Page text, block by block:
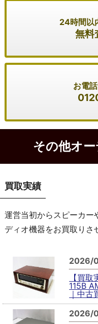
24時間以
無料
お電
その他オ
買取実績
運営当初からスピーカー
ディオ機器をお買取りさ
2026/
【買
115B
｜中
2026/